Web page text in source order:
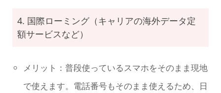
4. 国際ローミング（キャリアの海外データ定
額サービスなど）
メリット：普段使っているスマホをそのまま現地
で使えます。電話番号もそのまま使えるため、日